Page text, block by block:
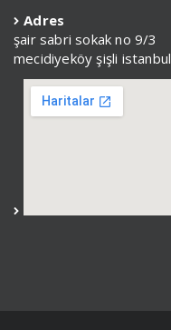
Adres
şair sabri sokak no 9/3
mecidiyeköy şişli istanbul